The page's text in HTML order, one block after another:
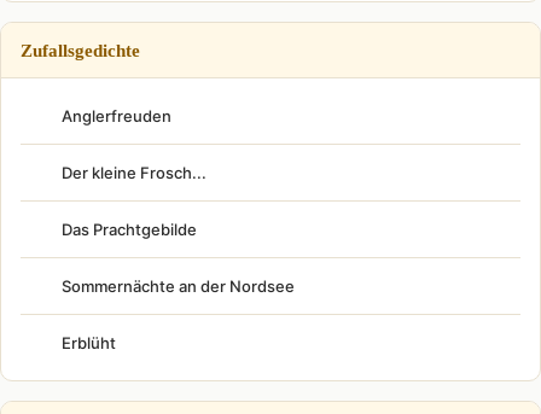
Zufallsgedichte
Anglerfreuden
Der kleine Frosch...
Das Prachtgebilde
Sommernächte an der Nordsee
Erblüht